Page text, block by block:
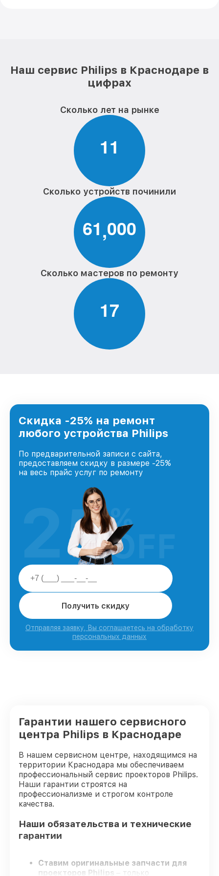
Наш сервис Philips в Краснодаре в
цифрах
Сколько лет на рынке
11
Сколько устройств починили
61,000
Сколько мастеров по ремонту
17
Скидка -25% на ремонт
любого устройства Philips
По предварительной записи с сайта,
предоставляем скидку в размере -25%
на весь прайс услуг по ремонту
Получить скидку
Отправляя заявку, Вы соглашаетесь на обработку
персональных данных
25%
OFF
Гарантии нашего сервисного
центра Philips в Краснодаре
В нашем сервисном центре, находящимся на
территории Краснодара мы обеспечиваем
профессиональный сервис проекторов Philips.
Наши гарантии строятся на
профессионализме и строгом контроле
качества.
Наши обязательства и технические
гарантии
Ставим оригинальные запчасти для
проекторов Philips
– только